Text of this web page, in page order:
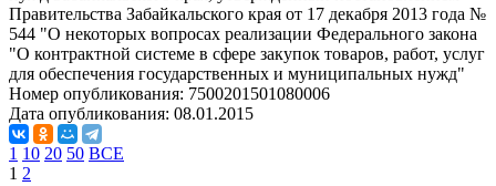
Правительства Забайкальского края от 17 декабря 2013 года №
544 "О некоторых вопросах реализации Федерального закона
"О контрактной системе в сфере закупок товаров, работ, услуг
для обеспечения государственных и муниципальных нужд"
Номер опубликования: 7500201501080006
Дата опубликования: 08.01.2015
1 10 20 50 ВСЕ
1 2